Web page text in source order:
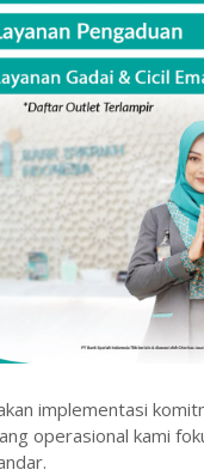
implementasi
operasional kami